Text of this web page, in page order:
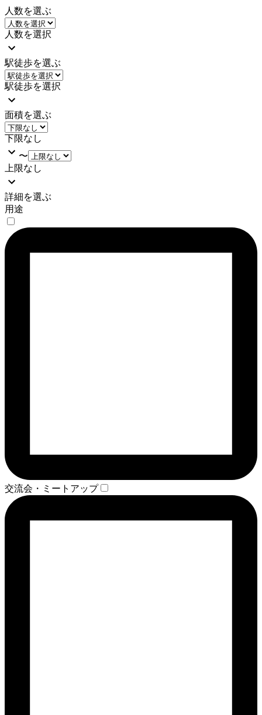
人数を選ぶ
人数を選択
駅徒歩を選ぶ
駅徒歩を選択
面積を選ぶ
下限なし
〜
上限なし
詳細を選ぶ
用途
交流会・ミートアップ